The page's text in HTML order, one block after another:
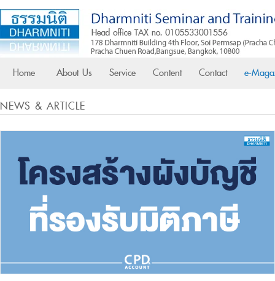
Home About Us Service Content Contact e-
NEWS & ARTICLE